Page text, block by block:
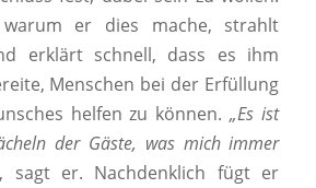
er dies mache, strahlt
erklärt schnell, dass es ihm
Menschen bei der Erfüllung
helfen zu können.„Es ist
der Gäste, was mich immer
, sagt er. Nachdenklich fügt er